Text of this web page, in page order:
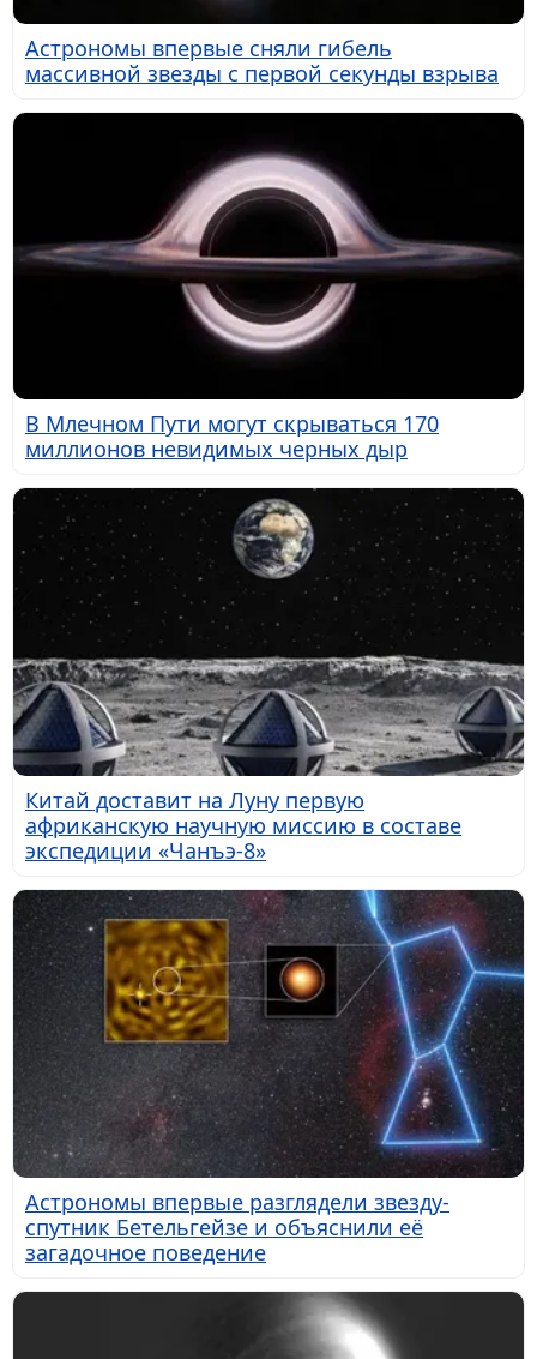
Астрономы впервые сняли гибель
массивной звезды с первой секунды взрыва
В Млечном Пути могут скрываться 170
миллионов невидимых черных дыр
Китай доставит на Луну первую
африканскую научную миссию в составе
экспедиции «Чанъэ-8»
Астрономы впервые разглядели звезду-
спутник Бетельгейзе и объяснили её
загадочное поведение